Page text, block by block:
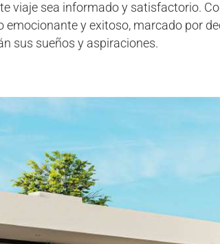
viaje sea informado y satisfactorio.
y exitoso, marcado por
sus sueños y aspiraciones.